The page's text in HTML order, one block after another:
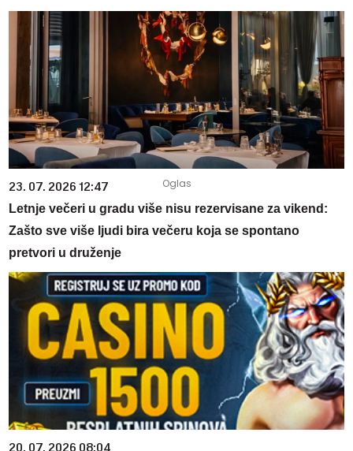
23. 07. 2026 12:47
Letnje večeri u gradu više nisu rezervisane za vikend:
Zašto sve više ljudi bira večeru koja se spontano
pretvori u druženje
20. 07. 2026 08:04